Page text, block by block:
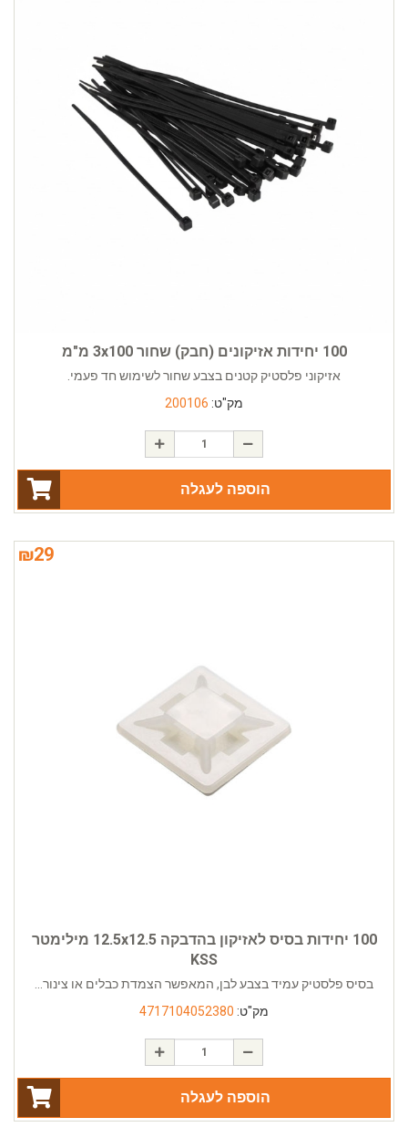
100 יחידות אזיקונים (חבק) שחור 3x100 מ"מ
אזיקוני פלסטיק קטנים בצבע שחור לשימוש חד פעמי.
מק"ט: 200106
הוספה לעגלה
₪29
100 יחידות בסיס לאזיקון בהדבקה 12.5x12.5 מילימטר
KSS
בסיס פלסטיק עמיד בצבע לבן, המאפשר הצמדת כבלים או צינור...
מק"ט: 4717104052380
הוספה לעגלה